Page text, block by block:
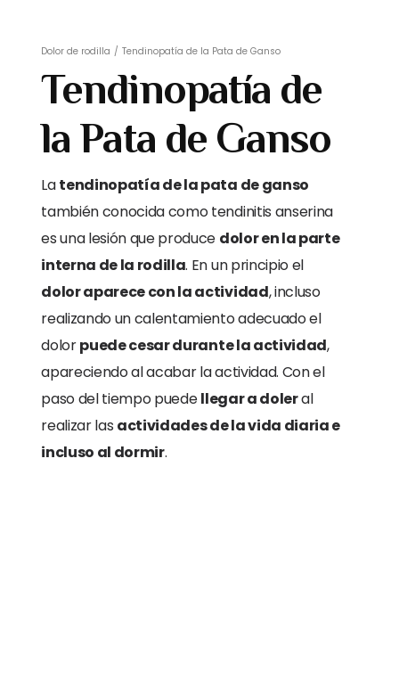
Dolor de rodilla / Tendinopatía de la Pata de Ganso
Tendinopatía de
la Pata de Ganso
Latendinopatía de la pata de ganso
también conocida como tendinitis anserina
es una lesión que produce dolor en la parte
interna de la rodilla. En un principio el
dolor aparece con la actividad, incluso
realizando un calentamiento adecuado el
dolorpuede cesar durante la actividad,
apareciendo al acabar la actividad. Con el
paso del tiempo puedellegar a doleral
realizar las actividades de la vida diaria e
incluso al dormir.